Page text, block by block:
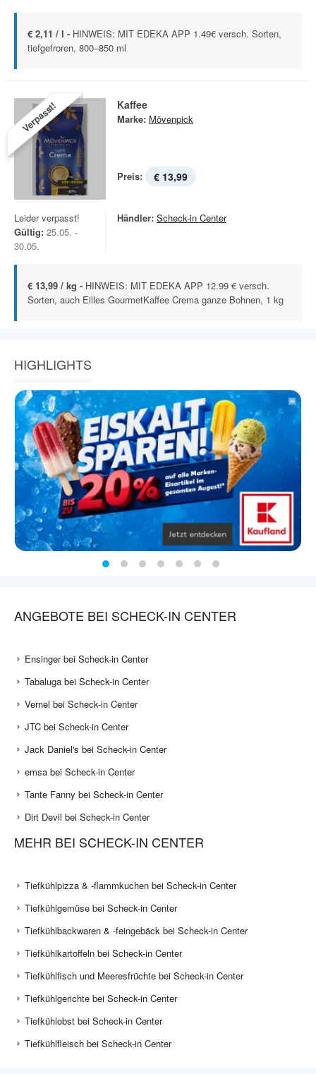
€ 2,11 / l - HINWEIS: MIT EDEKA APP 1.49€ versch. Sorten,
tiefgefroren, 800–850 ml
Verpasst! Kaffee
Marke: Mövenpick
Preis: € 13,99
Leider verpasst!
Gültig: 25.05. -
30.05.
Händler: Scheck-in Center
€ 13,99 / kg - HINWEIS: MIT EDEKA APP 12.99 € versch.
Sorten, auch Eilles GourmetKaffee Crema ganze Bohnen, 1 kg
HIGHLIGHTS
ANGEBOTE BEI SCHECK-IN CENTER
Ensinger bei Scheck-in Center
Tabaluga bei Scheck-in Center
Vernel bei Scheck-in Center
JTC bei Scheck-in Center
Jack Daniel's bei Scheck-in Center
emsa bei Scheck-in Center
Tante Fanny bei Scheck-in Center
Dirt Devil bei Scheck-in Center
MEHR BEI SCHECK-IN CENTER
Tiefkühlpizza & -flammkuchen bei Scheck-in Center
Tiefkühlgemüse bei Scheck-in Center
Tiefkühlbackwaren & -feingebäck bei Scheck-in Center
Tiefkühlkartoffeln bei Scheck-in Center
Tiefkühlfisch und Meeresfrüchte bei Scheck-in Center
Tiefkühlgerichte bei Scheck-in Center
Tiefkühlobst bei Scheck-in Center
Tiefkühlfleisch bei Scheck-in Center